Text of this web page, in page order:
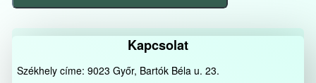
bejegyzés
Kapcsolat
Székhely címe: 9023 Győr, Bartók Béla u. 23.